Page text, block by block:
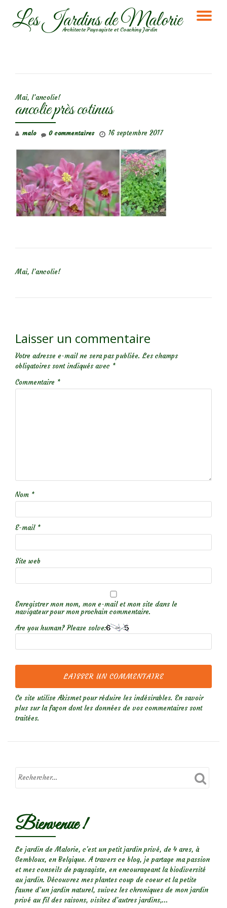
AllerLes Jardins de Malorie
Architecte Paysagiste et Coaching Jardin
Mai, l’ancolie!
ancolie près cotinus
malo 16 septembre 2017
0 commentaires
Mai, l’ancolie!
Laisser un commentaire
Votre adresse e-mail ne sera pas publiée. Les champs
obligatoires sont indiqués avec *
Commentaire *
Nom *
E-mail *
Site web
Enregistrer mon nom, mon e-mail et mon site dans le
navigateur pour mon prochain commentaire.
Are you human? Please solve:
Ce site utilise Akismet pour réduire les indésirables. En savoir
plus sur la façon dont les données de vos commentaires sont
traitées.
Bienvenue !
Le jardin de Malorie, c'est un petit jardin privé, de 4 ares, à
Gembloux, en Belgique. A travers ce blog, je partage ma passion
et mes conseils de paysagiste, en encourageant la biodiversité
au jardin. Découvrez mes plantes coup de coeur et la petite
faune d’un jardin naturel, suivez les chroniques de mon jardin
privé au fil des saisons, visitez d’autres jardins,...